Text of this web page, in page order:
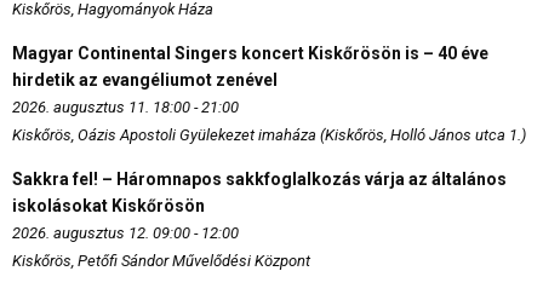
Kiskőrös, Hagyományok Háza
Magyar Continental Singers koncert Kiskőrösön is – 40 éve
hirdetik az evangéliumot zenével
2026. augusztus 11. 18:00 - 21:00
Kiskőrös, Oázis Apostoli Gyülekezet imaháza (Kiskőrös, Holló János utca 1.)
Sakkra fel! – Háromnapos sakkfoglalkozás várja az általános
iskolásokat Kiskőrösön
2026. augusztus 12. 09:00 - 12:00
Kiskőrös, Petőfi Sándor Művelődési Központ